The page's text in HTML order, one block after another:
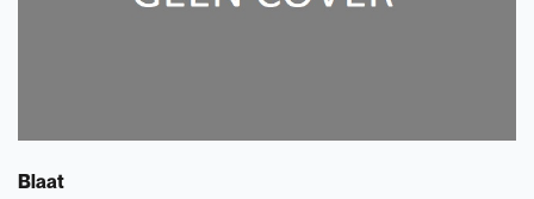
Blaat